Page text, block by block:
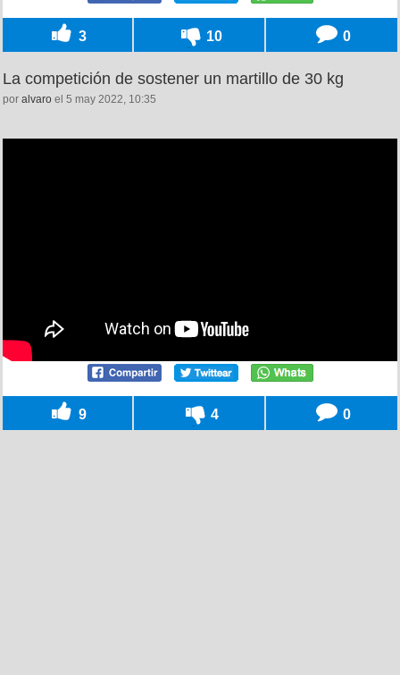
3 10 0
La competición de sostener un martillo de 30 kg
por alvaro el 5 may 2022, 10:35
9 4 0